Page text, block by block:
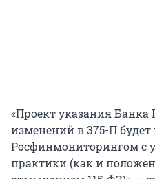
«Проект указания Банка
изменений в 375-П
Росфинмониторингом с
практики (как и